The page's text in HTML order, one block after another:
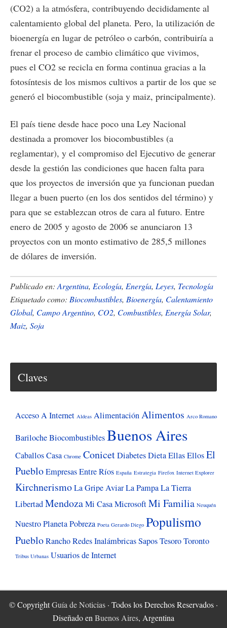
(CO2) a la atmósfera, contribuyendo decididamente al
calentamiento global del planeta. Pero, la utilización de
bioenergía en lugar de petróleo o carbón, contribuiría a
frenar el proceso de cambio climático que vivimos,
pues el CO2 se recicla en forma continua gracias a la
fotosíntesis de los mismos cultivos a partir de los que se
generó el biocombustible (soja y maiz, principalmente).
El país tiene desde hace poco una Ley Nacional
destinada a promover los biocombustibles (a
reglamentar), y el compromiso del Ejecutivo de generar
desde la gestión las condiciones que hacen falta para
que los proyectos de inversión que ya funcionan puedan
llegar a buen puerto (en los dos sentidos del término) y
para que se establezcan otros de cara al futuro. Entre
enero de 2005 y agosto de 2006 se anunciaron 13
proyectos con un monto estimativo de 285,5 millones
de dólares de inversión.
Publicado en: Argentina, Ecología, Energía, Leyes, Tecnología
Etiquetado como: Biocombustibles, Bioenergía, Calentamiento
Global, Campo Argentino, CO2, Combustibles, Energía Solar,
Maiz, Soja
Claves
Acceso A Internet Aldeas AlimentaciónAlimentos Arco Romano
BarilocheBiocombustiblesBuenos Aires
CaballosCasa Chrome ConicetDiabetesDietaEllasEllosEl
PuebloEmpresasEntre Ríos España Estrategia Firefox Internet Explorer
KirchnerismoLa Gripe AviarLa PampaLa Tierra
LibertadMendozaMi CasaMicrosoftMi Familia Neuquén
Nuestro PlanetaPobreza Poeta Gerardo Diego Populismo
PuebloRanchoRedes InalámbricasSaposTesoroToronto
Tribus Urbanas Usuarios de Internet
© CopyrightGuía de Noticias · Todos los Derechos Reservados ·
Diseñado en Buenos Aires, Argentina